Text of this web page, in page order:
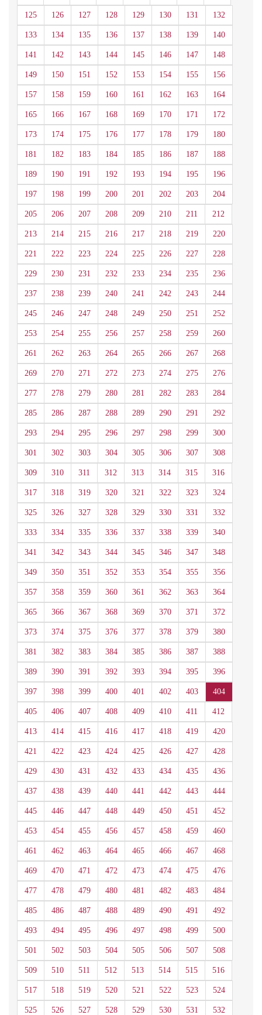
125 126 127 128 129 130 131 132
133 134 135 136 137 138 139 140
141 142 143 144 145 146 147 148
149 150 151 152 153 154 155 156
157 158 159 160 161 162 163 164
165 166 167 168 169 170 171 172
173 174 175 176 177 178 179 180
181 182 183 184 185 186 187 188
189 190 191 192 193 194 195 196
197 198 199 200 201 202 203 204
205 206 207 208 209 210 211 212
213 214 215 216 217 218 219 220
221 222 223 224 225 226 227 228
229 230 231 232 233 234 235 236
237 238 239 240 241 242 243 244
245 246 247 248 249 250 251 252
253 254 255 256 257 258 259 260
261 262 263 264 265 266 267 268
269 270 271 272 273 274 275 276
277 278 279 280 281 282 283 284
285 286 287 288 289 290 291 292
293 294 295 296 297 298 299 300
301 302 303 304 305 306 307 308
309 310 311 312 313 314 315 316
317 318 319 320 321 322 323 324
325 326 327 328 329 330 331 332
333 334 335 336 337 338 339 340
341 342 343 344 345 346 347 348
349 350 351 352 353 354 355 356
357 358 359 360 361 362 363 364
365 366 367 368 369 370 371 372
373 374 375 376 377 378 379 380
381 382 383 384 385 386 387 388
389 390 391 392 393 394 395 396
397 398 399 400 401 402 403 404
405 406 407 408 409 410 411 412
413 414 415 416 417 418 419 420
421 422 423 424 425 426 427 428
429 430 431 432 433 434 435 436
437 438 439 440 441 442 443 444
445 446 447 448 449 450 451 452
453 454 455 456 457 458 459 460
461 462 463 464 465 466 467 468
469 470 471 472 473 474 475 476
477 478 479 480 481 482 483 484
485 486 487 488 489 490 491 492
493 494 495 496 497 498 499 500
501 502 503 504 505 506 507 508
509 510 511 512 513 514 515 516
517 518 519 520 521 522 523 524
525 526 527 528 529 530 531 532